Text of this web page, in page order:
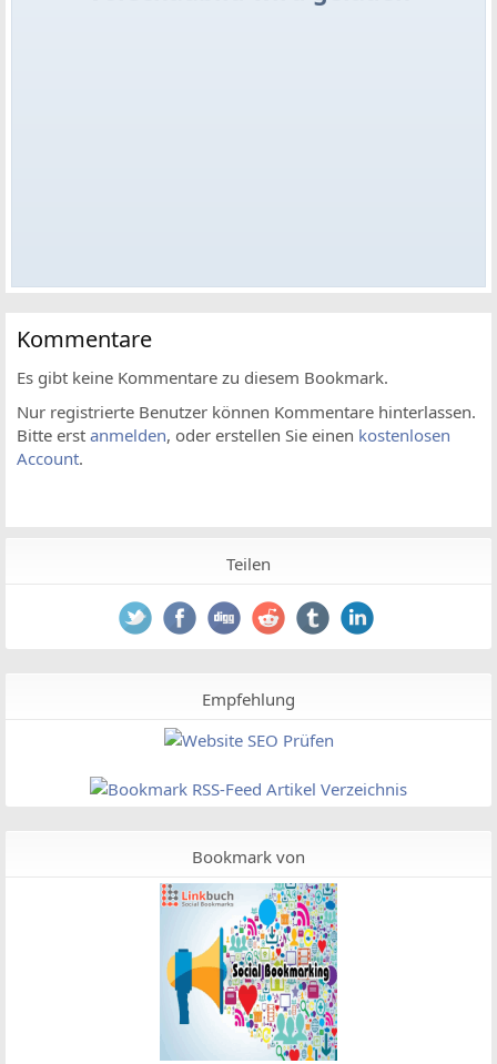
Kommentare
Es gibt keine Kommentare zu diesem Bookmark.
Nur registrierte Benutzer können Kommentare hinterlassen.
Bitte erst anmelden, oder erstellen Sie einen kostenlosen
Account.
Teilen
Empfehlung
Bookmark von